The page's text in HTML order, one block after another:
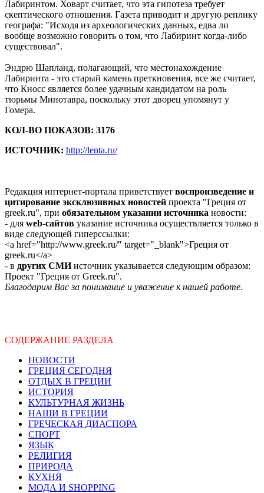
Лабиринтом. Ховарт считает, что эта гипотеза требует
скептического отношения. Газета приводит и другую реплику
географа: "Исходя из археологических данных, едва ли
вообще возможно говорить о том, что Лабиринт когда-либо
существовал".
Эндрю Шапланд, полагающий, что местонахождение
Лабиринта - это старый камень преткновения, все же считает,
что Кносс является более удачным кандидатом на роль
тюрьмы Минотавра, поскольку этот дворец упомянут у
Гомера.
КОЛ-ВО ПОКАЗОВ: 3176
ИСТОЧНИК: http://lenta.ru/
Редакция интернет-портала приветствует воспроизведение и
цитирование эксклюзивных новостей проекта "Греция от
greek.ru", при обязательном указании источника новости:
- для web-сайтов указание источника осуществляется только в
виде следующей гиперссылки:
<a href="http://www.greek.ru/" target="_blank">Греция от
greek.ru</a>
- в других СМИисточник указывается следующим образом:
Проект "Греция от Greek.ru".
Благодарим Вас за понимание и уважение к нашей работе.
СОДЕРЖАНИЕ РАЗДЕЛА
НОВОСТИ
ГРЕЦИЯ СЕГОДНЯ
ОТДЫХ В ГРЕЦИИ
ИСТОРИЯ
КУЛЬТУРНАЯ ЖИЗНЬ
НАШИ В ГРЕЦИИ
ГРЕЧЕСКАЯ ДИАСПОРА
СПОРТ
ЯЗЫК
РЕЛИГИЯ
ПРИРОДА
КУХНЯ
МОДА И SHOPPING